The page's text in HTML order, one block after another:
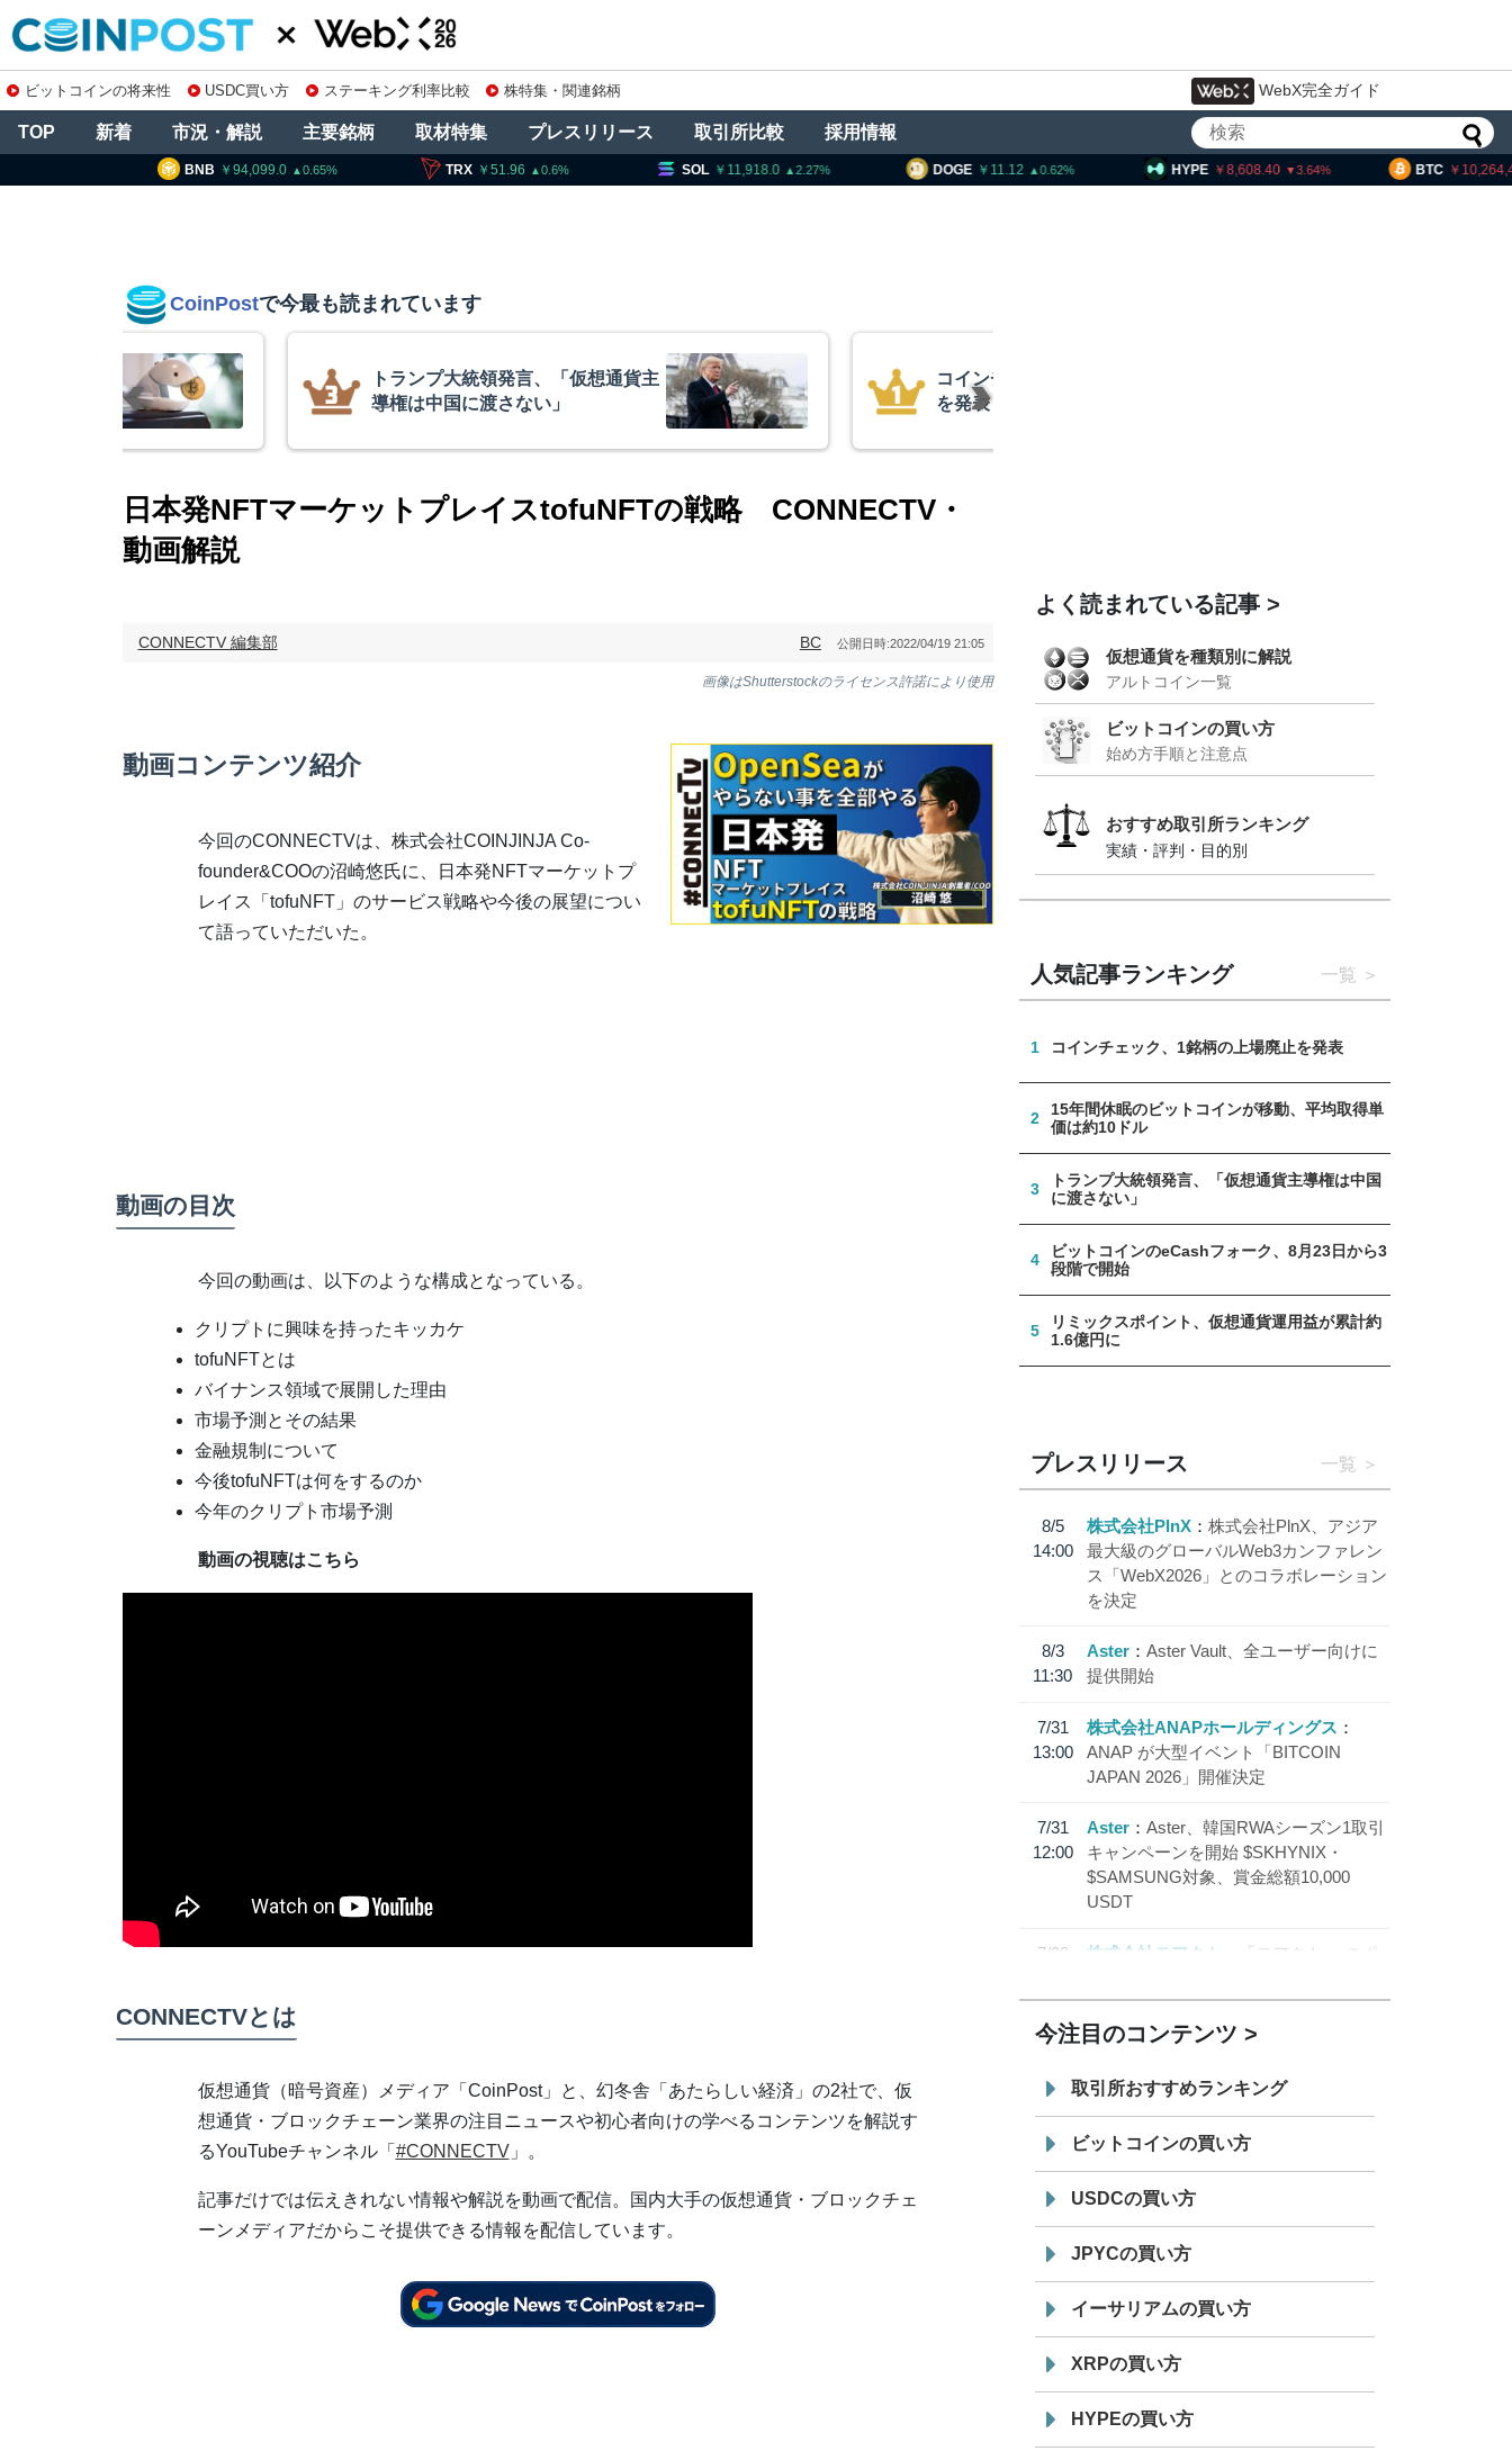
ビットコインの将来性 USDC買い方 ステーキング利率比較 株特集・関連銘柄 WebX完全ガイド
TOP 新着 市況・解説 主要銘柄 取材特集 プレスリリース 取引所比較 採用情報
BTC 10,264,409 ETH
TRX 51.96 SOL 11,918.0 DOGE 11.12 HYPE 8,608.40
CoinPostで今最も読まれています
コインチェック、1銘柄の上場廃止
を発表
15年間休眠のビットコインが移動、
平均取得単価は約10ドル
日本発NFTマーケットプレイスtofuNFTの戦略 CONNECTV・
動画解説
CONNECTV 編集部 BC 公開日時:2022/04/19 21:05
画像はShutterstockのライセンス許諾により使用
動画コンテンツ紹介
今回のCONNECTVは、株式会社COINJINJA Co-
founder&COOの沼崎悠氏に、日本発NFTマーケットプ
レイス「tofuNFT」のサービス戦略や今後の展望につい
て語っていただいた。
動画の目次
今回の動画は、以下のような構成となっている。
クリプトに興味を持ったキッカケ
tofuNFTとは
バイナンス領域で展開した理由
市場予測とその結果
金融規制について
今後tofuNFTは何をするのか
今年のクリプト市場予測
動画の視聴はこちら
CONNECTVとは
仮想通貨（暗号資産）メディア「CoinPost」と、幻冬舎「あたらしい経済」の2社で、仮
想通貨・ブロックチェーン業界の注目ニュースや初心者向けの学べるコンテンツを解説す
るYouTubeチャンネル「 #CONNECTV」。
記事だけでは伝えきれない情報や解説を動画で配信。国内大手の仮想通貨・ブロックチェ
ーンメディアだからこそ提供できる情報を配信しています。
よく読まれている記事
仮想通貨を種類別に解説
アルトコイン一覧
ビットコインの買い方
始め方手順と注意点
おすすめ取引所ランキング
実績・評判・目的別
人気記事ランキング 一覧
1 コインチェック、1銘柄の上場廃止を発表
2
15年間休眠のビットコインが移動、平均取得単
価は約10ドル
3
トランプ大統領発言、「仮想通貨主導権は中国
に渡さない」
4
ビットコインのeCashフォーク、8月23日から3
段階で開始
5
リミックスポイント、仮想通貨運用益が累計約
1.6億円に
プレスリリース 一覧
8/5
14:00
株式会社PlnX
株式会社PlnX、アジア
最大級のグローバルWeb3カンファレン
ス「WebX2026」とのコラボレーション
を決定
8/3
11:30
Aster
Aster Vault、全ユーザー向けに
提供開始
7/31
13:00
株式会社ANAPホールディングス
ANAP が大型イベント「BITCOIN
JAPAN 2026」開催決定
7/31
12:00
Aster
Aster、韓国RWAシーズン1取引
キャンペーンを開始 $SKHYNIX・
$SAMSUNG対象、賞金総額10,000
USDT
7/30
株式会社モアクト
「モアクト」 のポ
「 JPYC」を追加
19:30
てステーブルコイン「JPYSC」徹底解
説セミナーを開催
今注目のコンテンツ
取引所おすすめランキング
ビットコインの買い方
USDCの買い方
JPYCの買い方
イーサリアムの買い方
XRPの買い方
HYPEの買い方